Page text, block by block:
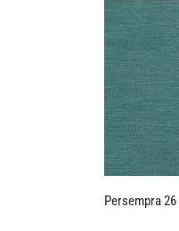
Persempra 26